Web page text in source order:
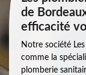
de
efficacité
Notre société
comme la
plomberie